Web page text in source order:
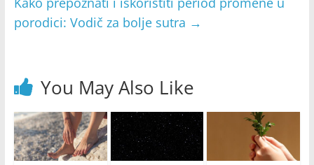
porodici: Vodič za bolje sutra →
You May Also Like